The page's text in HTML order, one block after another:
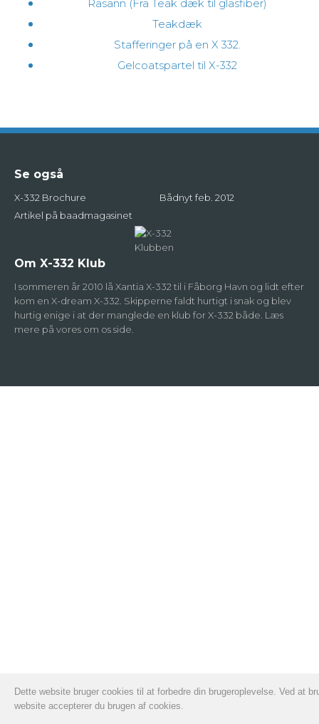
Rasann (Fra Teak dæk til glasfiber)
Teakdæk
Stafferinger på en X 332.
Gelcoatspartel til X-332
Se også
X-332 Brochure
Bådnyt feb. 2012
Artikel på baadmagasinet
Om X-332 Klub
I sommeren år 2010 lå Xantia X-332 til i Fåborg Havn og lidt efter
kom en X-dream X-332. Skipperne faldt hurtigt i snak og blev
hurtig enige i at der manglede en klub for X-332 både. Læs
mere på vores om os side.
Dette website bruger cookies til at forbedre din brugeroplevelse. Ved at
website accepterer du brugen af cookies.